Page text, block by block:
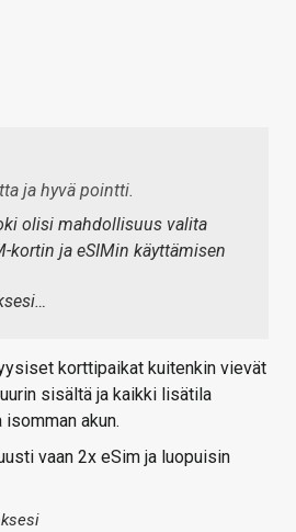
ja hyvä pointti.
olisi mahdollisuus valita
kortin ja eSIMin käyttämisen
korttipaikat kuitenkin vievät
sisältä ja kaikki lisätila
akun.
vaan 2x eSim ja luopuisin